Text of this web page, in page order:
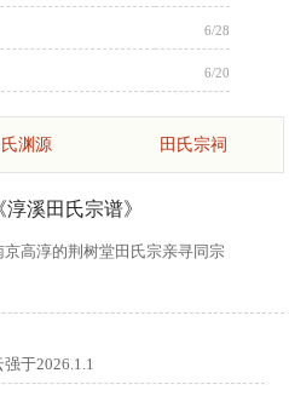
6/28
6/20
氏渊源 田氏宗祠
溪田氏宗谱》
京高淳的荆树堂田氏宗亲寻同宗
于2026.1.1